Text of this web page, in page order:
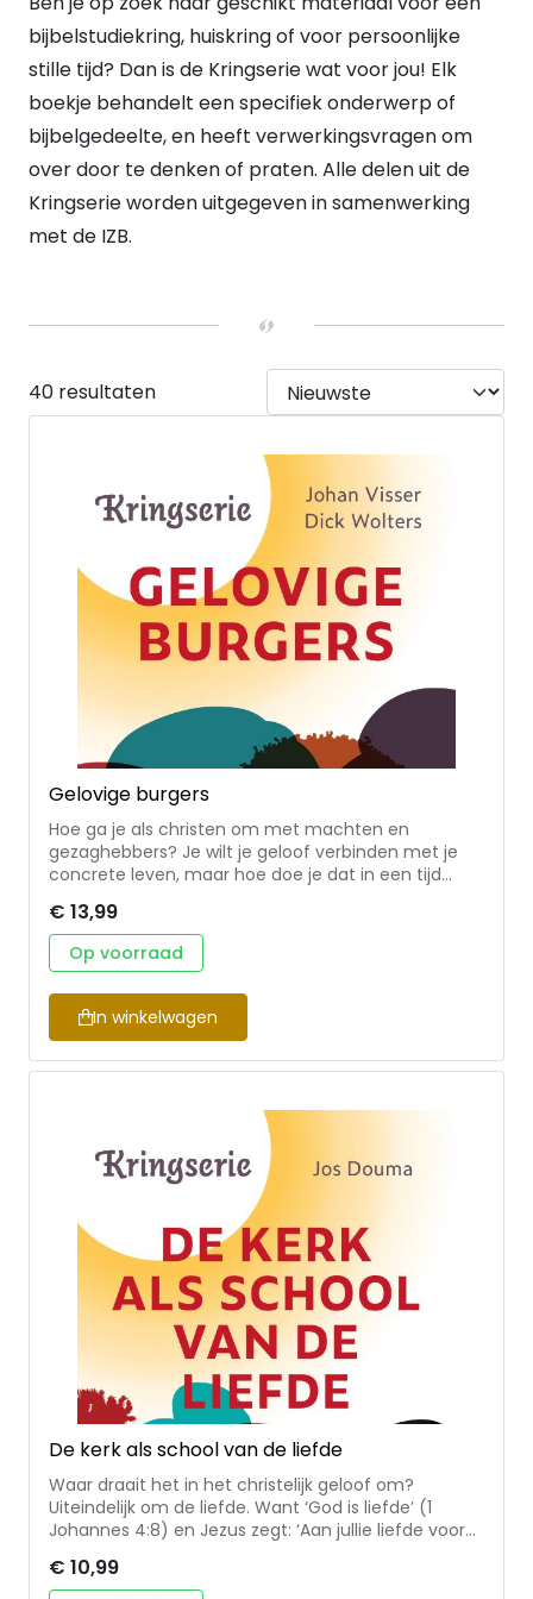
(41)
bijbelstudiekring, huiskring of voor persoonlijke
stille tijd? Dan is de Kringserie wat voor jou! Elk
boekje behandelt een specifiek onderwerp of
bijbelgedeelte, en heeft verwerkingsvragen om
over door te denken of praten. Alle delen uit de
Kringserie worden uitgegeven in samenwerking
met de IZB.
40 resultaten
Gelovige burgers
Hoe ga je als christen om met machten en
gezaghebbers? Je wilt je geloof verbinden met je
concrete leven, maar hoe doe je dat in een tijd
vertrouwen in de overheid verdwijnt? We worden
bijna dagelijks geconfronteerd met
(machts)misbruik. Bij de overheid, maar ook in
bedrijven, organisaties en gezinnen. Wat heeft de
Bijbel te zeggen over macht en gezag? De studies
in dit boekje reiken aansprekende voorbeelden aan
en helpen je om Bijbelse antwoorden te vinden op
deze en andere vragen over God en de overheid.
van de Noorderkerk in Amsterdam. Ze hebben deze
Bijbelstudies geschreven in gesprek met
gemeenteleden die op diverse manieren betrokken
zijn bij politiek en samenleving.
€ 13,99
Op voorraad
In winkelwagen
De kerk als school van de liefde
Waar draait het in het christelijk geloof om?
Uiteindelijk om de liefde. Want ‘God is liefde’ (1
Johannes 4:8) en Jezus zegt: ‘Aan jullie liefde voor
(Johannes 13:35). In dit boekje vind je zeven
€ 10,99